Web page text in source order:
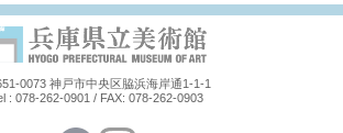
0073 神戸市中央区脇浜海岸通1-1-1
: 078-262-0901 / FAX: 078-262-0903